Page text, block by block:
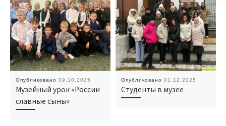
Опубликовано09.10.2025
Музейный урок «России
славные сыны»
Опубликовано01.12.2025
Студенты в музее